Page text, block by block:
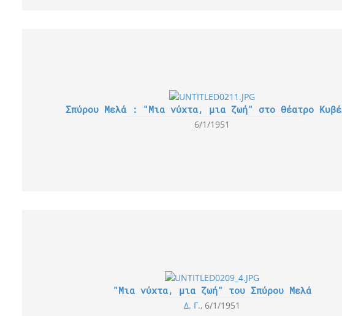
Σπύρου Μελά : "Μια νύχτα, μια ζωή" στο Θέατρο
6/1/1951
"Μια νύχτα, μια ζωή" του Σπύρου Μελά
Δ. Γ. 6/1/1951